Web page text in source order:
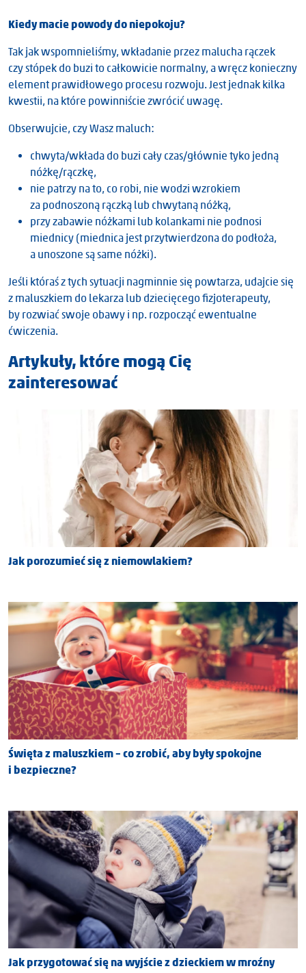
Kiedy macie powody do niepokoju?
Tak jak wspomnieliśmy, wkładanie przez malucha rączek
czy stópek do buzi to całkowicie normalny, a wręcz konieczny
element prawidłowego procesu rozwoju. Jest jednak kilka
kwestii, na które powinniście zwrócić uwagę.
Obserwujcie, czy Wasz maluch:
chwyta/wkłada do buzi cały czas/głównie tyko jedną
nóżkę/rączkę,
nie patrzy na to, co robi, nie wodzi wzrokiem
za podnoszoną rączką lub chwytaną nóżką,
przy zabawie nóżkami lub kolankami nie podnosi
miednicy (miednica jest przytwierdzona do podłoża,
a unoszone są same nóżki).
Jeśli któraś z tych sytuacji nagminnie się powtarza, udajcie się
z maluszkiem do lekarza lub dziecięcego fizjoterapeuty,
by rozwiać swoje obawy i np. rozpocząć ewentualne
ćwiczenia.
Artykuły, które mogą Cię
zainteresować
Jak porozumieć się z niemowlakiem?
Święta z maluszkiem – co zrobić, aby były spokojne
i bezpieczne?
Jak przygotować się na wyjście z dzieckiem w mroźny